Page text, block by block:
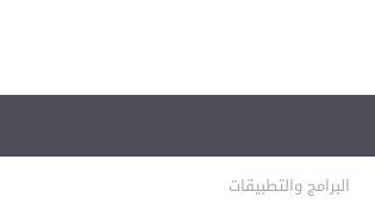
البرامج والتطبيقات